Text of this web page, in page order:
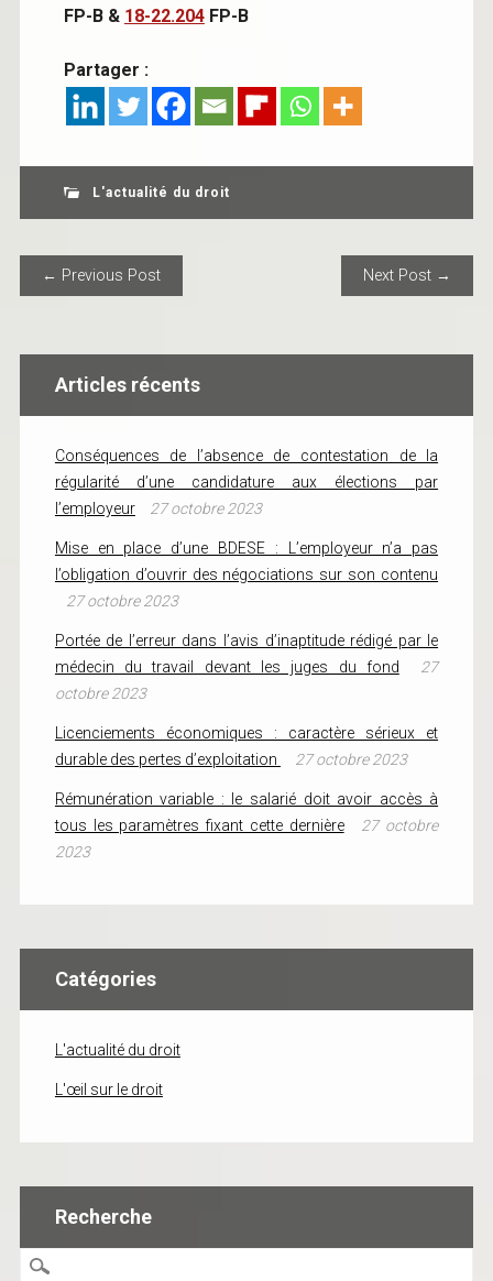
FP-B & 18-22.204FP-B
Partager :
L'actualité du droit
POST NAVIGATION
← Previous Post Next Post →
Articles récents
Conséquences de l’absence de contestation de la
régularité d’une candidature aux élections par
l’employeur
27 octobre 2023
Mise en place d’une BDESE : L’employeur n’a pas
l’obligation d’ouvrir des négociations sur son contenu
27 octobre 2023
Portée de l’erreur dans l’avis d’inaptitude rédigé par le
médecin du travail devant les juges du fond
27
octobre 2023
Licenciements économiques : caractère sérieux et
durable des pertes d’exploitation
27 octobre 2023
Rémunération variable : le salarié doit avoir accès à
tous les paramètres fixant cette dernière
27 octobre
2023
Catégories
L'actualité du droit
L'œil sur le droit
Recherche